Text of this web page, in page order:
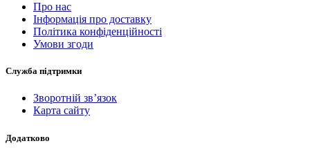
Про нас
Інформація про доставку
Політика конфіденційності
Умови згоди
Служба підтримки
Зворотній зв’язок
Карта сайту
Додатково